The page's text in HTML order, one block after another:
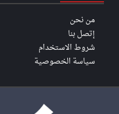
من نحن
إتصل بنا
شروط الاستخدام
سياسة الخصوصية